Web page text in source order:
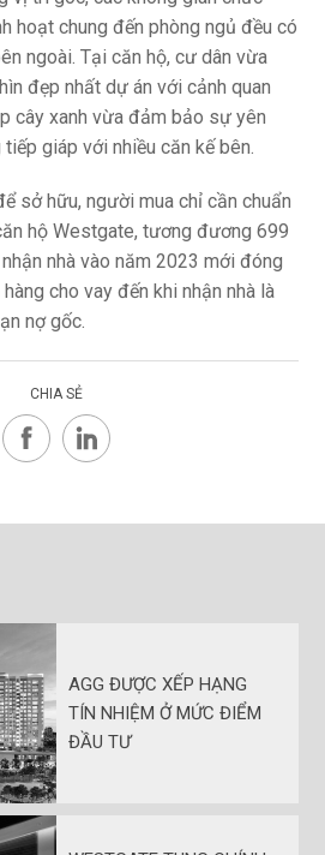
thiết kế ánh sáng, cảnh quan,
tay trang bị loạt tiện ích cao
tiện ích trị giá hàng triệu USD,
rooftop garden (vườn trên
tập golf giả lập, vườn thiền... Dự
bao gồm hồ bơi Olympics có
sông lười tích hợp bồn tắm sục
thư giãn, đường chạy bộ nội khu
Bình Chánh đang được An Gia
xanh" không gian sống cho cư
thiết kế của những sản phẩm này
hoạt chung đến phòng ngủ đều có
ngoài. Tại căn hộ, cư dân vừa
đẹp nhất dự án với cảnh quan
cây xanh vừa đảm bảo sự yên
giáp với nhiều căn kế bên.
sở hữu, người mua chỉ cần chuẩn
hộ Westgate, tương đương 699